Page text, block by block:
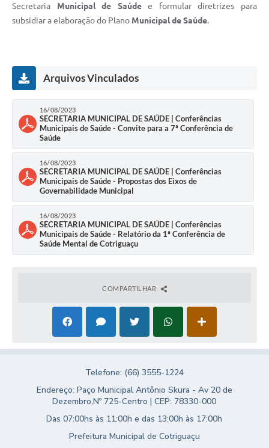
Legislação
Links
Serviços Online
Telefones Úteis
Enquete
Agenda
SIC
Diário Oficial
Contato
Secretaria Municipal de Saúdee formular diretrizes para
subsidiar a elaboração do Plano Municipal de Saúde.
Arquivos Vinculados
16/08/2023
SECRETARIA MUNICIPAL DE SAÚDE | Conferências
Municipais de Saúde - Convite para a 7ª Conferência de
Saúde
16/08/2023
SECRETARIA MUNICIPAL DE SAÚDE | Conferências
Municipais de Saúde - Propostas dos Eixos de
Governabilidade Municipal
16/08/2023
SECRETARIA MUNICIPAL DE SAÚDE | Conferências
Municipais de Saúde - Relatório da 1ª Conferência de
Saúde Mental de Cotriguaçu
COMPARTILHAR
Telefone: (66) 3555-1224
Endereço: Paço Municipal Antônio Skura - Av 20 de
Dezembro,Nº 725-Centro | CEP: 78330-000
Das 07:00hs às 11:00h e das 13:00h às 17:00h
Prefeitura Municipal de Cotriguaçu